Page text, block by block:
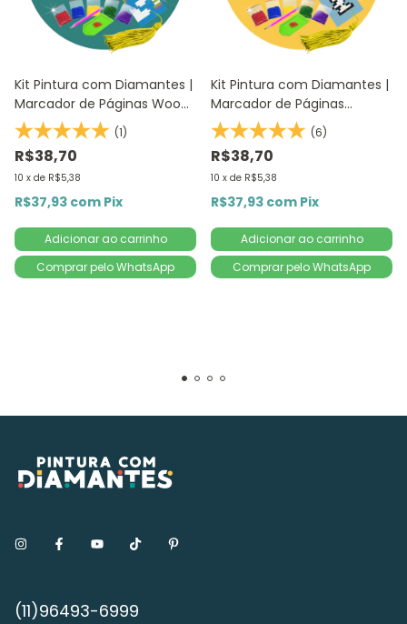
Kit Pintura com Diamantes |
Marcador de Páginas Woody
e Buzz 1Un | 4,2x18,9cm |
Diamante Redondo |
Diamond Painting DIY
(1)
R$38,70
10 x de R$5,38
R$37,93 com Pix
Comprar pelo WhatsApp
Kit Pintura com Diamantes |
Marcador de Páginas
Snoopy 1Un | Diamante
Redondo | Diamond Painting
DIY
(6)
R$38,70
10 x de R$5,38
R$37,93 com Pix
Comprar pelo WhatsApp